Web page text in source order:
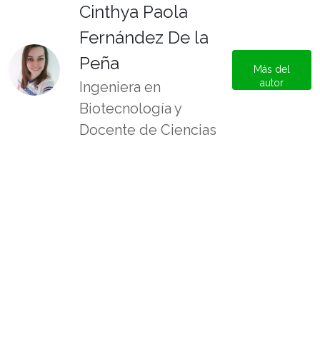
Cinthya Paola
Fernández De la
Peña
Ingeniera en
Biotecnología y
Docente de Ciencias
Más del
autor